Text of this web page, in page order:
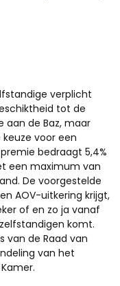
verplicht
tot de
aan de Baz, maar
voor een
bedraagt 5,4%
een maximum van
De voorgestelde
AOV-uitkering krijgt,
of en zo ja vanaf
komt.
van de Raad van
van het